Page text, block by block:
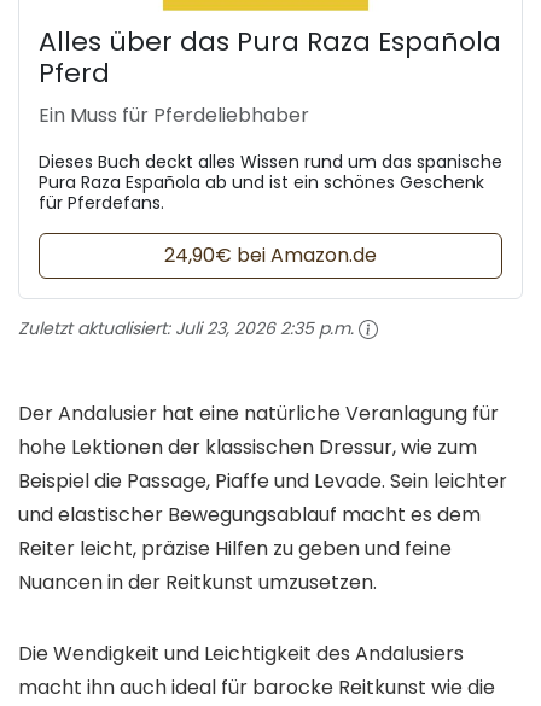
Alles über das Pura Raza Española
Pferd
Ein Muss für Pferdeliebhaber
Dieses Buch deckt alles Wissen rund um das spanische
Pura Raza Española ab und ist ein schönes Geschenk
für Pferdefans.
24,90€ bei Amazon.de
Zuletzt aktualisiert: Juli 23, 2026 2:35 p.m.
Der Andalusier hat eine natürliche Veranlagung für
hohe Lektionen der klassischen Dressur, wie zum
Beispiel die Passage, Piaffe und Levade. Sein leichter
und elastischer Bewegungsablauf macht es dem
Reiter leicht, präzise Hilfen zu geben und feine
Nuancen in der Reitkunst umzusetzen.
Die Wendigkeit und Leichtigkeit des Andalusiers
macht ihn auch ideal für barocke Reitkunst wie die